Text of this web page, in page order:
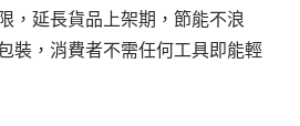
，延長貨品上架期，節能不浪
裝，消費者不需任何工具即能輕